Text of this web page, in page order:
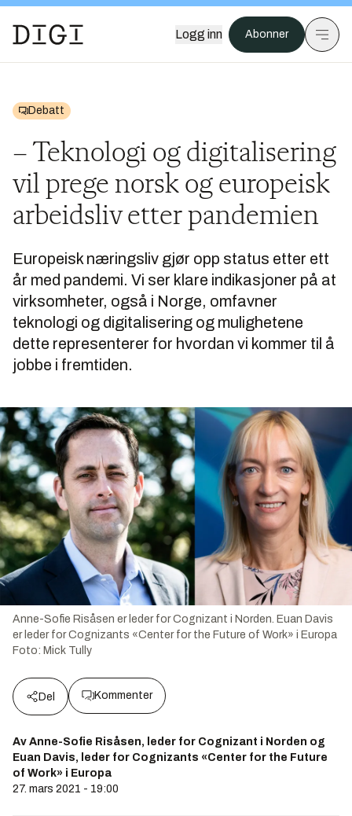
Logg inn Abonner
Debatt
– Teknologi og digitalisering
vil prege norsk og europeisk
arbeidsliv etter pandemien
Europeisk næringsliv gjør opp status etter ett
år med pandemi. Vi ser klare indikasjoner på at
virksomheter, også i Norge, omfavner
teknologi og digitalisering og mulighetene
dette representerer for hvordan vi kommer til å
jobbe i fremtiden.
Anne-Sofie Risåsen er leder for Cognizant i Norden. Euan Davis
er leder for Cognizants «Center for the Future of Work» i Europa
Foto: Mick Tully
Del Kommenter
Av Anne-Sofie Risåsen, leder for Cognizant i Norden og
Euan Davis, leder for Cognizants «Center for the Future
of Work» i Europa
27. mars 2021 - 19:00